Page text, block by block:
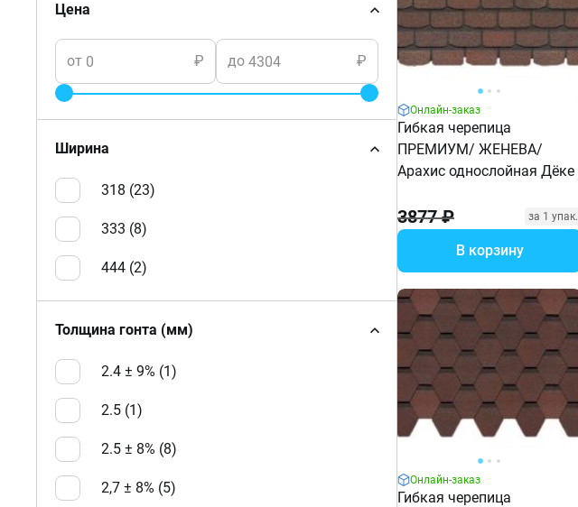
Цена
от ₽ до ₽
Ширина
318 (23)
333 (8)
444 (2)
Толщина гонта (мм)
2.4 ± 9% (1)
2.5 (1)
2.5 ± 8% (8)
2,7 ± 8% (5)
Онлайн-заказ
Гибкая черепица
ПРЕМИУМ/ ЖЕНЕВА/
Арахис однослойная Дёке
3877 ₽ за 1 упак.
В корзину
Онлайн-заказ
Гибкая черепица